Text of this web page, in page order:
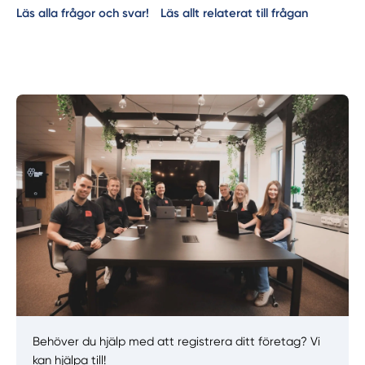
Läs alla frågor och svar! Läs allt relaterat till frågan
Behöver du hjälp med att registrera ditt företag? Vi
kan hjälpa till!